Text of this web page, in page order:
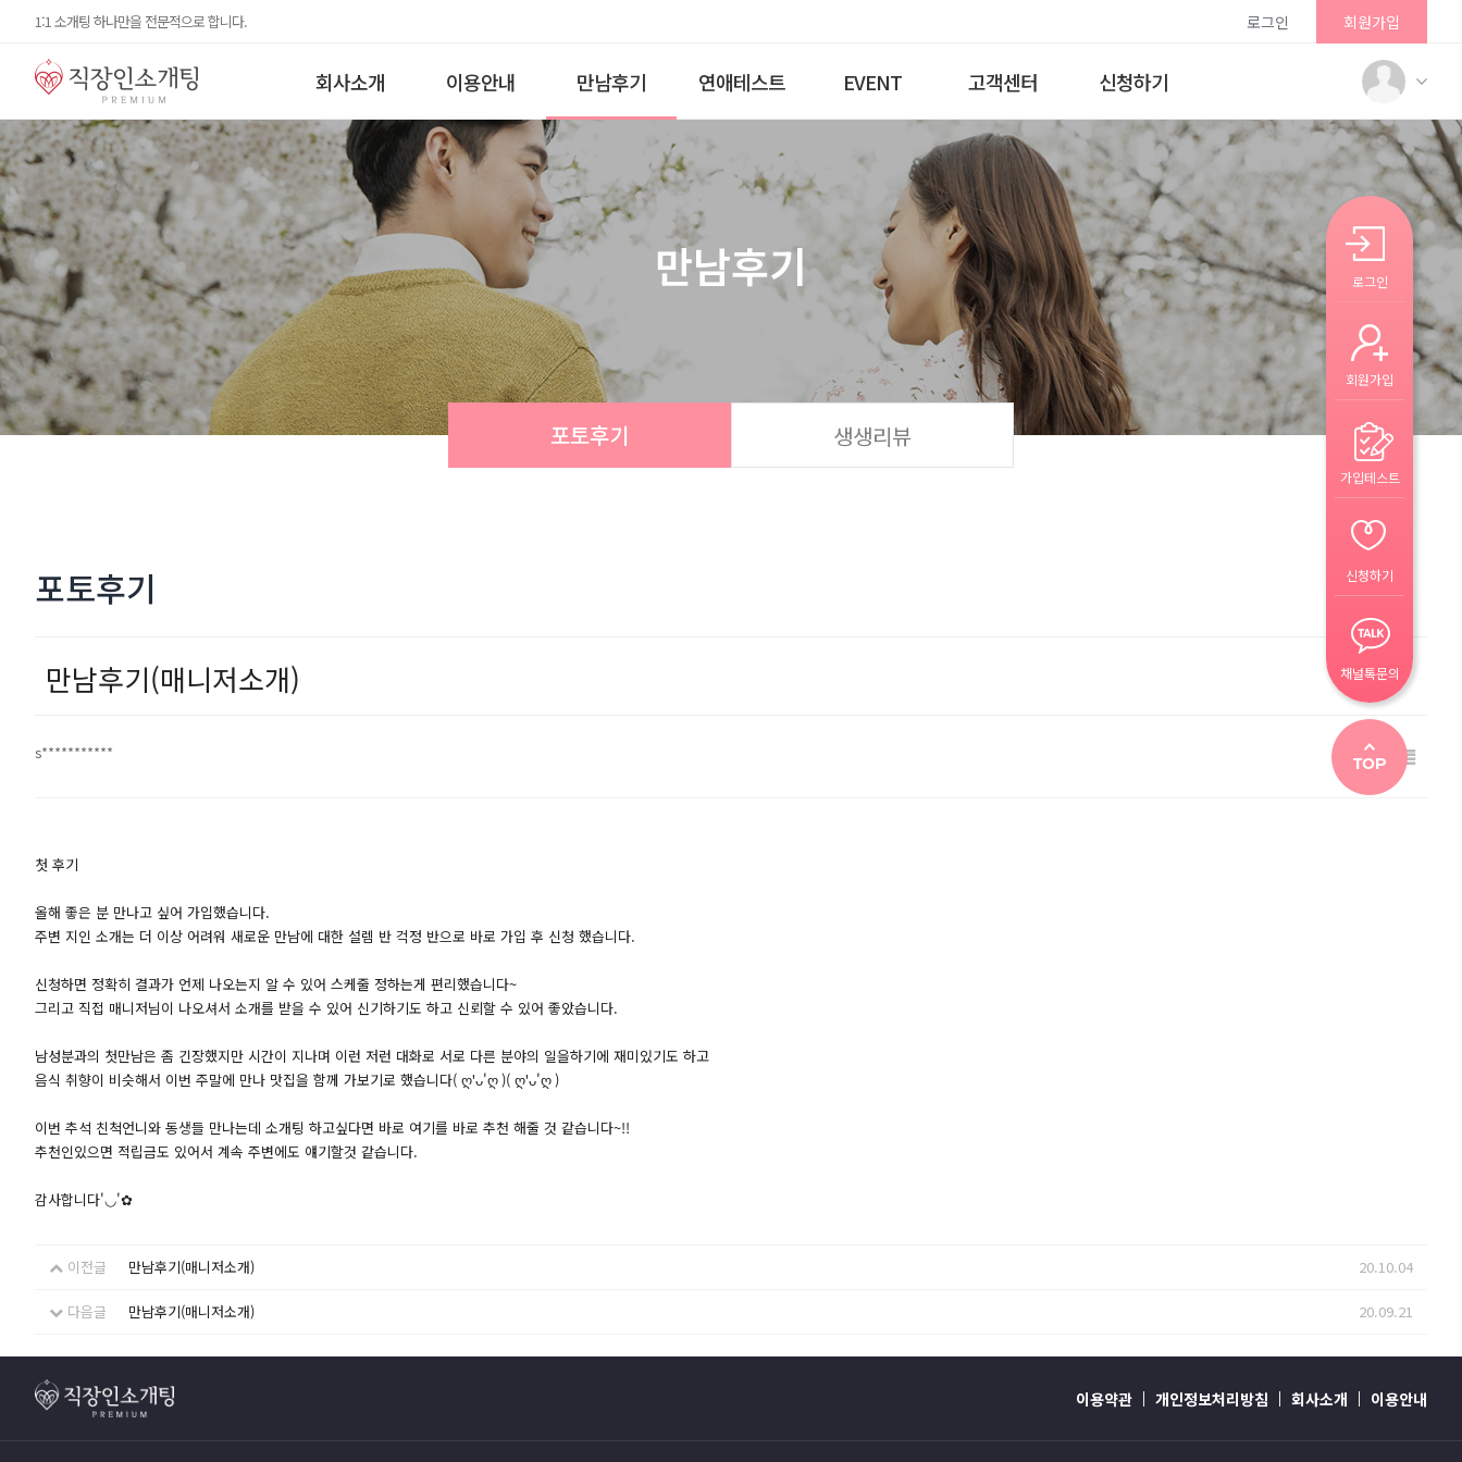
1:1 소개팅 하나만을 전문적으로 합니다. 로그인 회원가입
회사소개 이용안내 만남후기 연애테스트 EVENT 고객센터 신청하기
만남후기
포토후기 생생리뷰
포토후기
만남후기(매니저소개)
s***********
첫 후기
올해 좋은 분 만나고 싶어 가입했습니다.
주변 지인 소개는 더 이상 어려워 새로운 만남에 대한 설렘 반 걱정 반으로 바로 가입 후 신청 했습니다.
신청하면 정확히 결과가 언제 나오는지 알 수 있어 스케줄 정하는게 편리했습니다~
그리고 직접 매니저님이 나오셔서 소개를 받을 수 있어 신기하기도 하고 신뢰할 수 있어 좋았습니다.
남성분과의 첫만남은 좀 긴장했지만 시간이 지나며 이런 저런 대화로 서로 다른 분야의 일을하기에 재미있기도 하고
음식 취향이 비슷해서 이번 주말에 만나 맛집을 함께 가보기로 했습니다( ღ'ᴗ'ღ )( ღ'ᴗ'ღ )
이번 추석 친척언니와 동생들 만나는데 소개팅 하고싶다면 바로 여기를 바로 추천 해줄 것 같습니다~!!
추천인있으면 적립금도 있어서 계속 주변에도 얘기할것 같습니다.
감사합니다'◡'✿
이전글 만남후기(매니저소개) 20.10.04
다음글 만남후기(매니저소개) 20.09.21
이용약관 개인정보처리방침 회사소개 이용안내
로그인
회원가입
가입테스트
신청하기
채널톡문의